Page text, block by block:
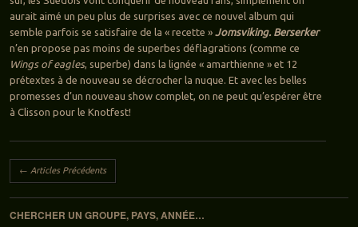
aurait aimé un peu plus de surprises avec ce nouvel album qui
semble parfois se satisfaire de la « recette » Jomsviking. Berserker
n’en propose pas moins de superbes déflagrations (comme ce
Wings of eagles, superbe) dans la lignée « amarthienne » et 12
prétextes à de nouveau se décrocher la nuque. Et avec les belles
promesses d’un nouveau show complet, on ne peut qu’espérer être
à Clisson pour le Knotfest!
Navigation des articles
← Articles Précédents
CHERCHER UN GROUPE, PAYS, ANNÉE…